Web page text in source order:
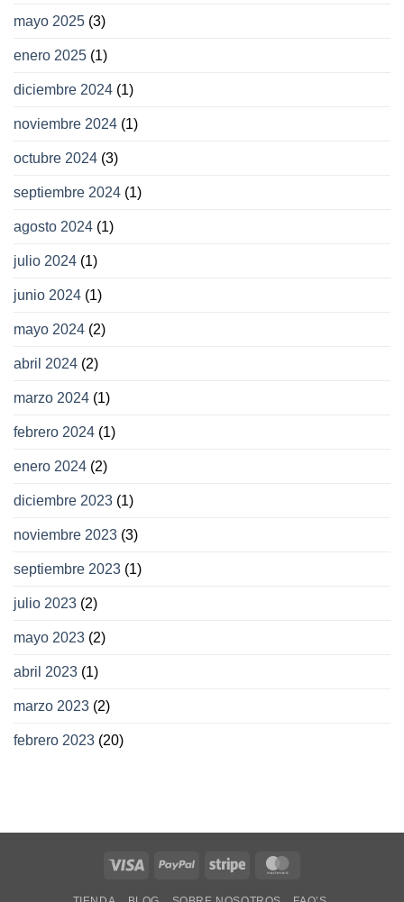
mayo 2025 (3)
enero 2025 (1)
diciembre 2024 (1)
noviembre 2024 (1)
octubre 2024 (3)
septiembre 2024 (1)
agosto 2024 (1)
julio 2024 (1)
junio 2024 (1)
mayo 2024 (2)
abril 2024 (2)
marzo 2024 (1)
febrero 2024 (1)
enero 2024 (2)
diciembre 2023 (1)
noviembre 2023 (3)
septiembre 2023 (1)
julio 2023 (2)
mayo 2023 (2)
abril 2023 (1)
marzo 2023 (2)
febrero 2023 (20)
Visa PayPal Stripe